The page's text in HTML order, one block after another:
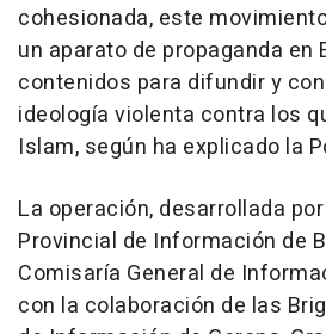
cohesionada, este
un aparato de propaganda en
contenidos para difundir y
ideología violenta contra los
Islam, según ha explicado la
La operación, desarrollada
Provincial de Información de
Comisaría General de
con la colaboración de las